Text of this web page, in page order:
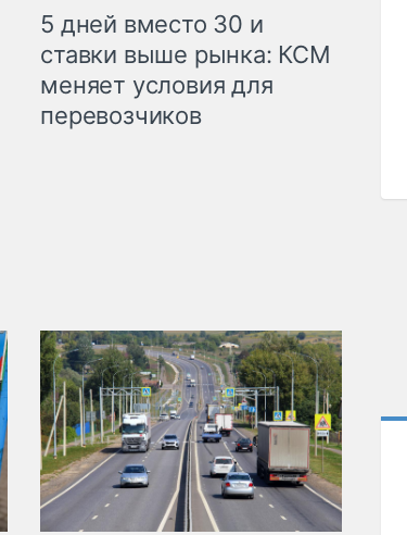
5 дней вместо 30 и
ставки выше рынка: КСМ
меняет условия для
перевозчиков